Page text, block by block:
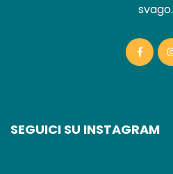
svago.
SEGUICI SU INSTAGRAM